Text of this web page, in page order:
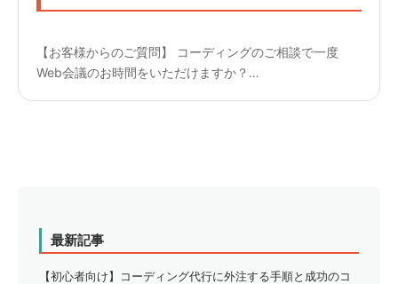
【お客様からのご質問】 コーディングのご相談で一度
Web会議のお時間をいただけますか？
最新記事
【初心者向け】コーディング代行に外注する手順と成功のコ